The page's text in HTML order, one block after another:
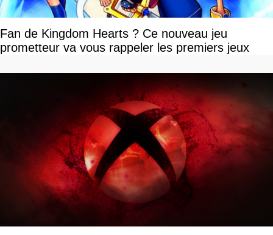
Fan de Kingdom Hearts ? Ce nouveau jeu
prometteur va vous rappeler les premiers jeux